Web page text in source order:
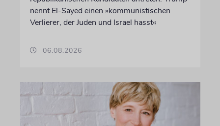
nennt El-Sayed einen »kommunistischen
Verlierer, der Juden und Israel hasst«
06.08.2026